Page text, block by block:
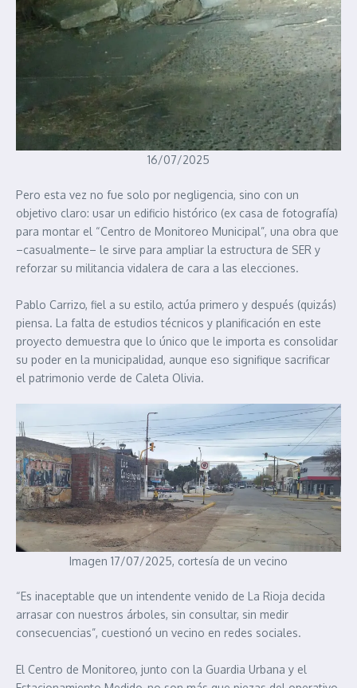
16/07/2025
Pero esta vez no fue solo por negligencia, sino con un
objetivo claro: usar un edificio histórico (ex casa de fotografía)
para montar el “Centro de Monitoreo Municipal”, una obra que
–casualmente– le sirve para ampliar la estructura de SER y
reforzar su militancia vidalera de cara a las elecciones.
Pablo Carrizo, fiel a su estilo, actúa primero y después (quizás)
piensa. La falta de estudios técnicos y planificación en este
proyecto demuestra que lo único que le importa es consolidar
su poder en la municipalidad, aunque eso signifique sacrificar
el patrimonio verde de Caleta Olivia.
Imagen 17/07/2025, cortesía de un vecino
“Es inaceptable que un intendente venido de La Rioja decida
arrasar con nuestros árboles, sin consultar, sin medir
consecuencias”, cuestionó un vecino en redes sociales.
El Centro de Monitoreo, junto con la Guardia Urbana y el